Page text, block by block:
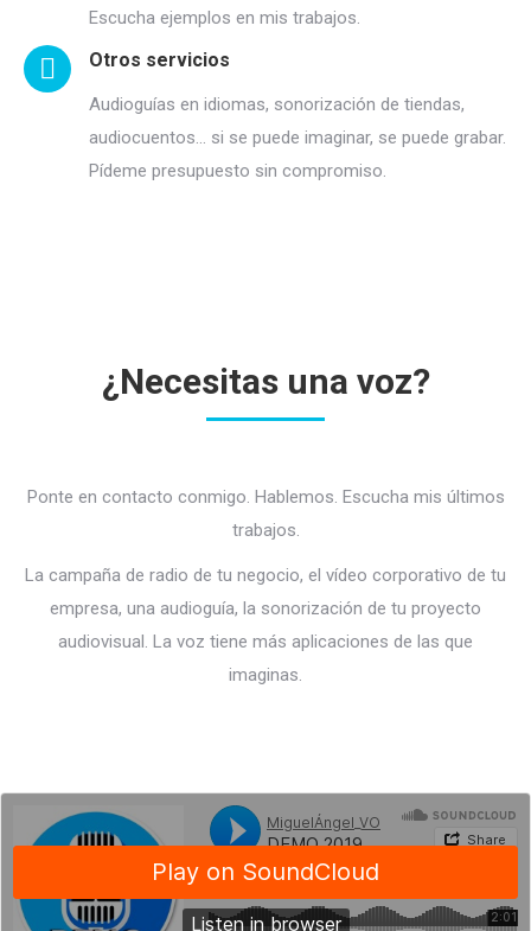
Escucha ejemplos en mis trabajos.
Otros servicios
Audioguías en idiomas, sonorización de tiendas,
audiocuentos… si se puede imaginar, se puede grabar.
Pídeme presupuesto sin compromiso.
¿Necesitas una voz?
Ponte en contacto conmigo. Hablemos. Escucha mis últimos
trabajos.
La campaña de radio de tu negocio, el vídeo corporativo de tu
empresa, una audioguía, la sonorización de tu proyecto
audiovisual. La voz tiene más aplicaciones de las que
imaginas.